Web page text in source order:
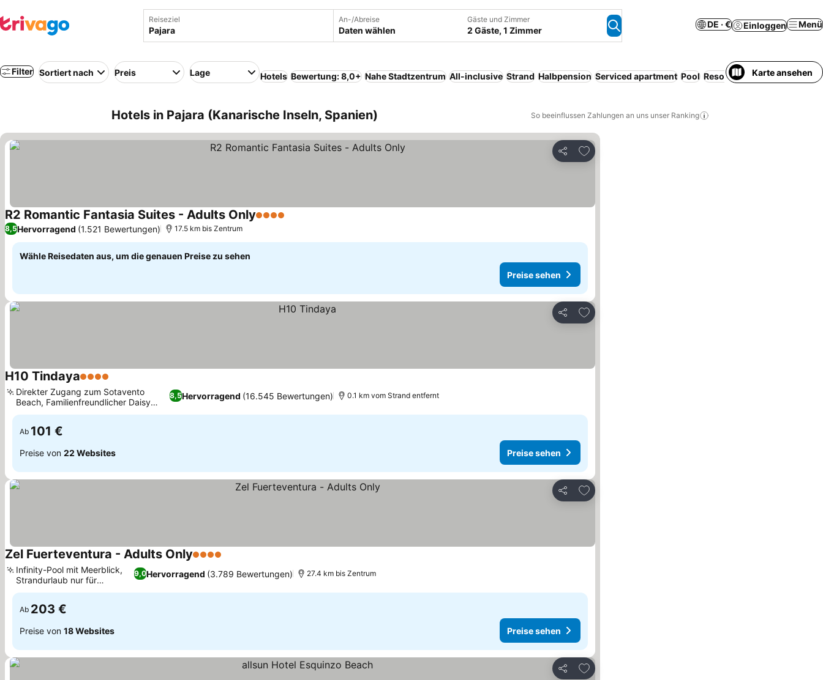
Reiseziel An-/Abreise
Daten wählen
Gäste und Zimmer
2 Gäste, 1 Zimmer
DE · € Einloggen Menü
Filter Sortiert nach Preis Lage Hotels Bewertung: 8,0+ Nahe Stadtzentrum All-inclusive Strand Halbpension Serviced apartment Pool Resort Parkplatz
Karte ansehen
Hotels in Pajara (Kanarische Inseln, Spanien) So beeinflussen Zahlungen an uns unser Ranking
Teilen
Zu Favoriten hinzufügen
R2 Romantic Fantasia Suites - Adults Only4 Sterne
8,5Hervorragend (1.521 Bewertungen) 17.5 km bis Zentrum
Wähle Reisedaten aus, um die genauen Preise zu sehen
Preise sehen
Teilen
Zu Favoriten hinzufügen
H10 Tindaya4 Sterne
8,5Hervorragend (16.545 Bewertungen)
Direkter Zugang zum Sotavento
Beach, Familienfreundlicher Daisy
Adventure Splash Park
0.1 km vom Strand entfernt
Ab 101 €
Preise von 22 Websites Preise sehen
Teilen
Zu Favoriten hinzufügen
Zel Fuerteventura - Adults Only4 Sterne
9,0Hervorragend (3.789 Bewertungen)
Infinity-Pool mit Meerblick,
Strandurlaub nur für
Erwachsene
27.4 km bis Zentrum
Ab 203 €
Preise von 18 Websites Preise sehen
Teilen
Zu Favoriten hinzufügen